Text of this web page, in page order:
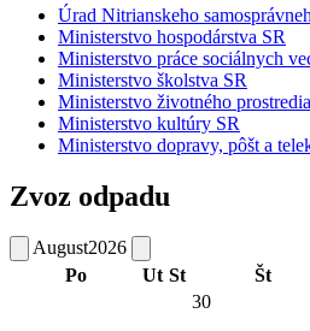
Úrad Nitrianskeho
Ministerstvo hospodárstva SR
Ministerstvo práce sociálnych
Ministerstvo školstva SR
Ministerstvo životného
Ministerstvo kultúry SR
Ministerstvo dopravy, pôšt a
Zvoz odpadu
August2026
Po
Ut St Št
30